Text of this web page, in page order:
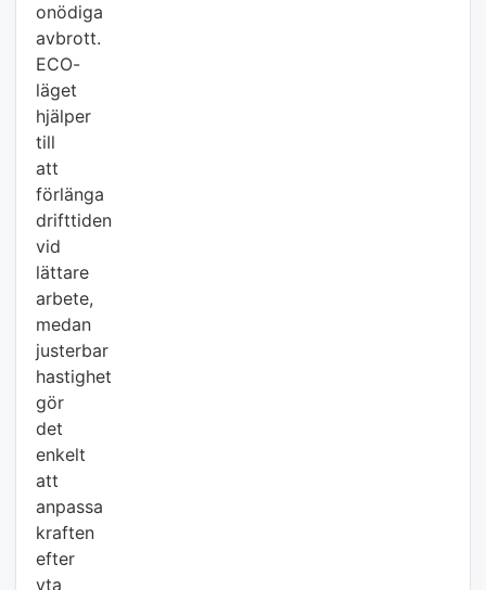
onödiga
avbrott.
ECO-
läget
hjälper
till
att
förlänga
drifttiden
vid
lättare
arbete,
medan
justerbar
hastighet
gör
det
enkelt
att
anpassa
kraften
efter
yta